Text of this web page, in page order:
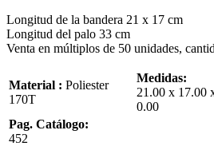
Longitud de la bandera 21 x 17 cm
Longitud del palo 33 cm
Venta en múltiplos de 50 unidades,
Material : Poliester
170T
Medidas:
21.00 x 17.00
0.00
Pag. Catálogo:
452